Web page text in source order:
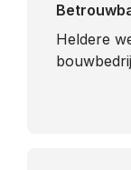
Heldere